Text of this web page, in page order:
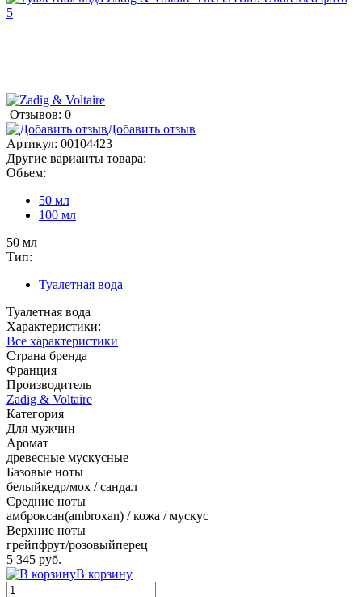
Отзывов: 0
Добавить отзыв
Артикул: 00104423
Другие варианты товара:
Объем:
50 мл
100 мл
50 мл
Тип:
Туалетная вода
Туалетная вода
Характеристики:
Все характеристики
Страна бренда
Франция
Производитель
Zadig & Voltaire
Категория
Для мужчин
Аромат
древесные мускусные
Базовые ноты
белыйкедр/мох / сандал
Средние ноты
амброксан(ambroxan) / кожа / мускус
Верхние ноты
грейпфрут/розовыйперец
5 345 руб.
В корзину